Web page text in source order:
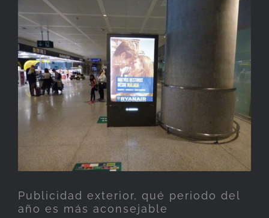
Publicidad exterior, qué
periodo del año es más
aconsejable
Publicidad exterior, qué periodo del
año es más aconsejable